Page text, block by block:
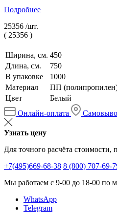
Подробнее
25356 /шт.
( 25356 )
Ширина, см. 450
Длина, см.
750
В упаковке
1000
Материал
ПП
Цвет
Белый
Онлайн-оплата
Узнать цену
Для точного расчёта
+7(495)669-68-38 8 (800) 707-69-
Мы работаем с 9-00 до 18-00 по
WhatsApp
Telegram